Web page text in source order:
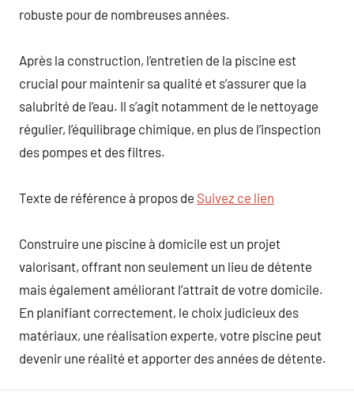
robuste pour de nombreuses années.
Après la construction, l’entretien de la piscine est
crucial pour maintenir sa qualité et s’assurer que la
salubrité de l’eau. Il s’agit notamment de le nettoyage
régulier, l’équilibrage chimique, en plus de l’inspection
des pompes et des filtres.
Texte de référence à propos de Suivez ce lien
Construire une piscine à domicile est un projet
valorisant, offrant non seulement un lieu de détente
mais également améliorant l’attrait de votre domicile.
En planifiant correctement, le choix judicieux des
matériaux, une réalisation experte, votre piscine peut
devenir une réalité et apporter des années de détente.